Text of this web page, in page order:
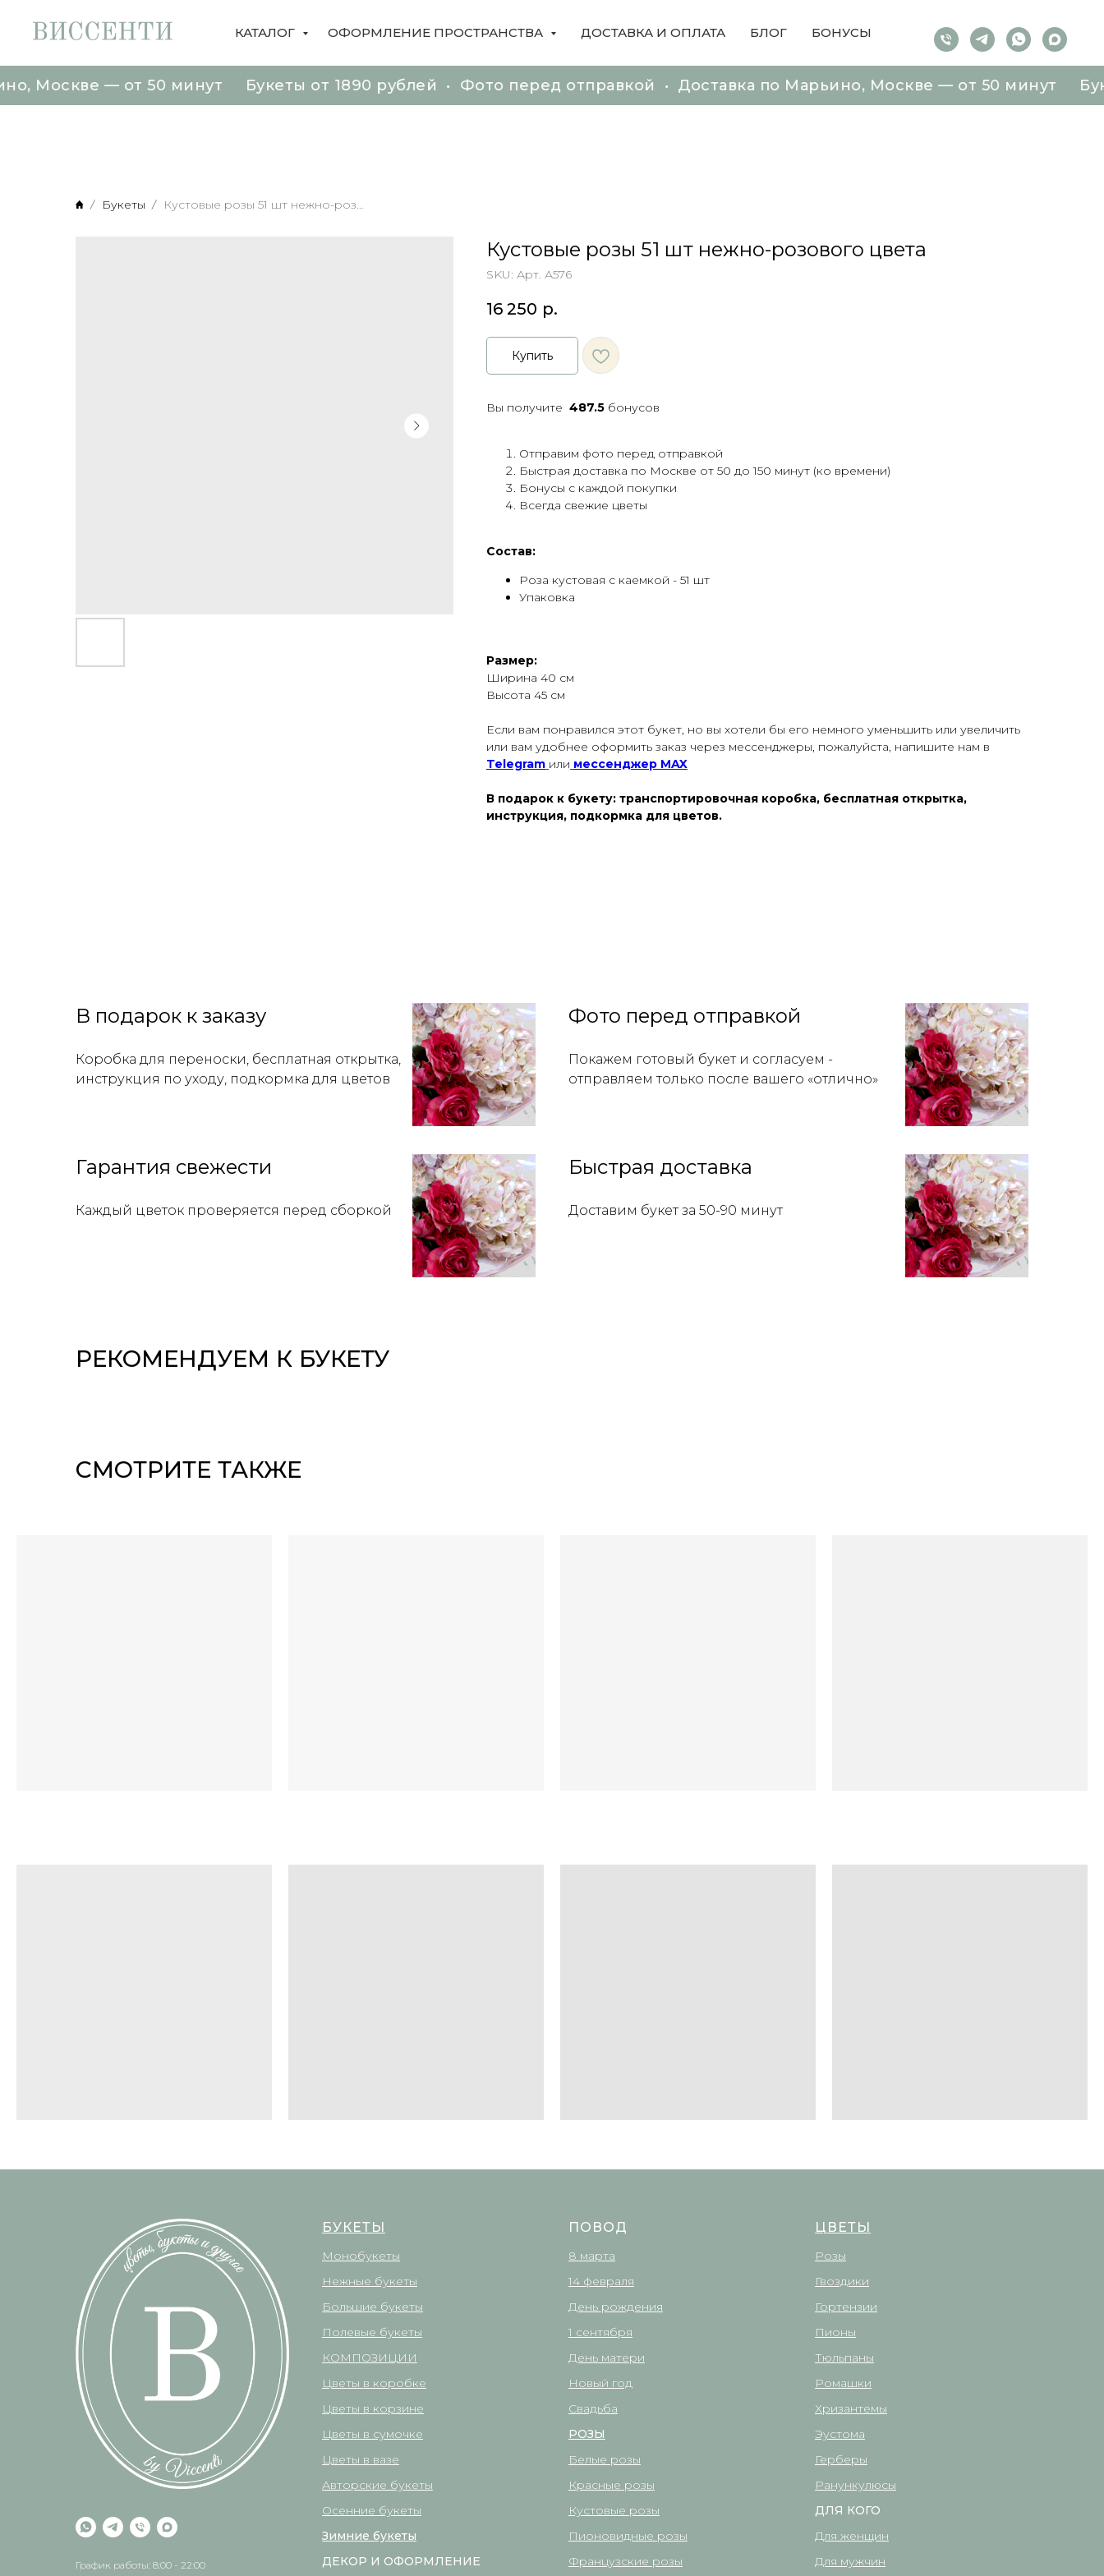
— от 50 минут Букеты от 1890 рублей • Фото перед отправкой • Доставка по Марьино, Москве — от 50 минут Букеты
— от 50 минут Букеты от 1890 рублей • Фото перед отправкой • Доставка по Марьино, Москве — от 50 минут Букеты
КАТАЛОГ ОФОРМЛЕНИЕ ПРОСТРАНСТВА ДОСТАВКА И ОПЛАТА БЛОГ БОНУСЫ
Букеты Кустовые розы 51 шт нежно-розового цвета
Кустовые розы 51 шт нежно-розового цвета
SKU: Арт. А576
16 250 р.
Купить
Вы получите 487.5 бонусов
Отправим фото перед отправкой
Быстрая доставка по Москве от 50 до 150 минут (ко времени)
Бонусы с каждой покупки
Всегда свежие цветы
Состав:
Роза кустовая с каемкой - 51 шт
Упаковка
Размер:
Ширина 40 см
Высота 45 см
Если вам понравился этот букет, но вы хотели бы его немного уменьшить или увеличить
или вам удобнее оформить заказ через мессенджеры, пожалуйста, напишите нам в
Telegram или мессенджер MAX
В подарок к букету: транспортировочная коробка, бесплатная открытка,
инструкция, подкормка для цветов.
В подарок к заказу
Коробка для переноски, бесплатная открытка,
инструкция по уходу, подкормка для цветов
Фото перед отправкой
Покажем готовый букет и согласуем -
отправляем только после вашего «отлично»
Гарантия свежести
Каждый цветок проверяется перед сборкой
Быстрая доставка
Доставим букет за 50-90 минут
РЕКОМЕНДУЕМ К БУКЕТУ
СМОТРИТЕ ТАКЖЕ
График работы: 8:00 - 22:00
БУКЕТЫ
Монобукеты
Нежные букеты
Большие букеты
Полевые букеты
КОМПОЗИЦИИ
Цветы в коробке
Цветы в корзине
Цветы в сумочке
Цветы в вазе
Авторские букеты
Осенние букеты
Зимние букеты
ДЕКОР И ОФОРМЛЕНИЕ
ПОВОД
8 марта
14 февраля
День рождения
1 сентября
День матери
Новый год
Свадьба
РОЗЫ
Белые розы
Красные розы
Кустовые розы
Пионовидные розы
Французские розы
ЦВЕТЫ
Розы
Гвоздики
Гортензии
Пионы
Тюльпаны
Ромашки
Хризантемы
Эустома
Герберы
Ранункулюсы
ДЛЯ КОГО
Для женщин
Для мужчин